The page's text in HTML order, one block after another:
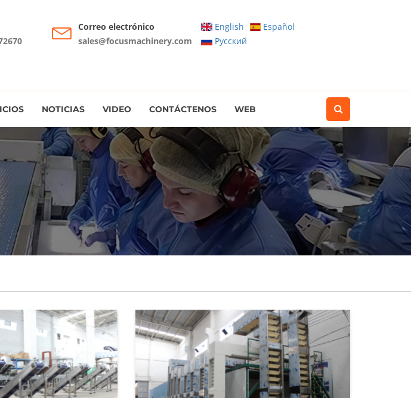
Correo electrónico
sales@focusmachinery.com
English
Español
Pусский
NOTICIAS VIDEO CONTÁCTENOS WEB